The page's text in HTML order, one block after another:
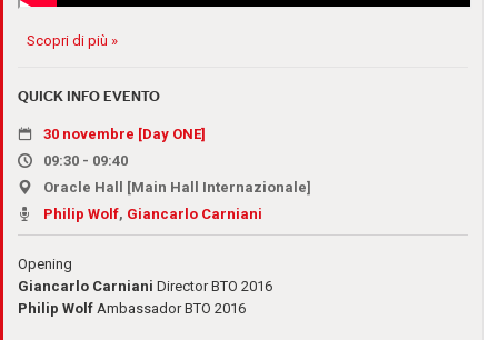
Scopri di più »
QUICK INFO EVENTO
30 novembre [Day ONE]
09:30 - 09:40
Oracle Hall [Main Hall Internazionale]
Philip Wolf, Giancarlo Carniani
Opening
Giancarlo Carniani Director BTO 2016
Philip WolfAmbassador BTO 2016